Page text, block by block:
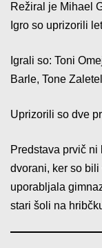
Režiral je Mihael
Igro so uprizorili
Igrali so: Toni
Barle, Tone
Uprizorili so dve
Predstava prvič
dvorani, ker so
uporabljala
stari šoli na